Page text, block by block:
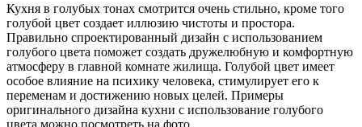
Кухня в голубых тонах смотрится очень стильно, кроме того
голубой цвет создает иллюзию чистоты и простора.
Правильно спроектированный дизайн с использованием
голубого цвета поможет создать дружелюбную и комфортную
атмосферу в главной комнате жилища. Голубой цвет имеет
особое влияние на психику человека, стимулирует его к
переменам и достижению новых целей. Примеры
оригинального дизайна кухни с использование голубого
цвета можно посмотреть на фото.